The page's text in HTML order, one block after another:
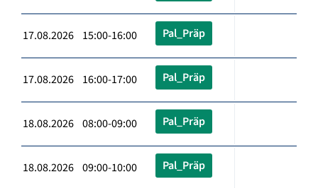
17.08.2026 15:00-16:00 Pal_Präp
17.08.2026 16:00-17:00 Pal_Präp
18.08.2026 08:00-09:00 Pal_Präp
18.08.2026 09:00-10:00 Pal_Präp